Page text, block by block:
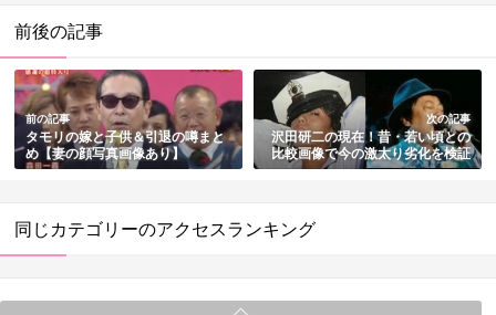
前後の記事
前の記事
タモリの嫁と子供＆引退の噂まと
め【妻の顔写真画像あり】
次の記事
沢田研二の現在！昔・若い頃との
比較画像で今の激太り劣化を検証
同じカテゴリーのアクセスランキング